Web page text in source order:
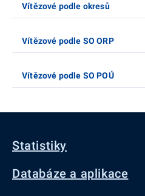
Vítězové podle okresů
Vítězové podle SO ORP
Vítězové podle SO POÚ
Statistiky
Databáze a aplikace